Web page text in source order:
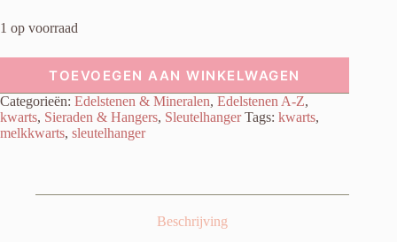
1 op voorraad
TOEVOEGEN AAN WINKELWAGEN
Categorieën: Edelstenen & Mineralen, Edelstenen A-Z,
kwarts, Sieraden & Hangers, Sleutelhanger Tags: kwarts,
melkkwarts, sleutelhanger
Beschrijving